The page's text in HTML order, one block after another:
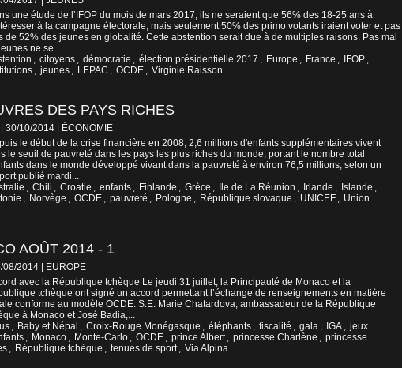
une étude de l’IFOP du mois de mars 2017, ils ne seraient que 56% des 18-25 ans à
à la campagne électorale, mais seulement 50% des primo votants iraient voter et pas
de 52% des jeunes en globalité. Cette abstention serait due à de multiples raisons. Pas mal
ne se...
, citoyens , démocratie , élection présidentielle 2017 , Europe , France , IFOP ,
, jeunes , LEPAC , OCDE , Virginie Raisson
DES PAYS RICHES
30/10/2014
ÉCONOMIE
le début de la crise financière en 2008, 2,6 millions d'enfants supplémentaires vivent
le seuil de pauvreté dans les pays les plus riches du monde, portant le nombre total
dans le monde développé vivant dans la pauvreté à environ 76,5 millions, selon un
publié mardi...
, Chili , Croatie , enfants , Finlande , Grèce , Ile de La Réunion , Irlande , Islande ,
, Norvège , OCDE , pauvreté , Pologne , République slovaque , UNICEF , Union
AOÛT 2014 - 1
08/2014
EUROPE
avec la République tchèque Le jeudi 31 juillet, la Principauté de Monaco et la
tchèque ont signé un accord permettant l’échange de renseignements en matière
conforme au modèle OCDE. S.E. Marie Chatardova, ambassadeur de la République
à Monaco et José Badia,...
, Baby et Népal , Croix-Rouge Monégasque , éléphants , fiscalité , gala , IGA , jeux
, Monaco , Monte-Carlo , OCDE , prince Albert , princesse Charlène , princesse
, République tchèque , tenues de sport , Via Alpina